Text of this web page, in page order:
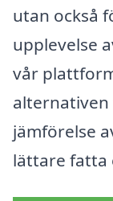
utan också
upplevelse
vår
jämförelse
lättare fatta